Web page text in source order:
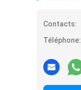
Contacts:
Téléphone: